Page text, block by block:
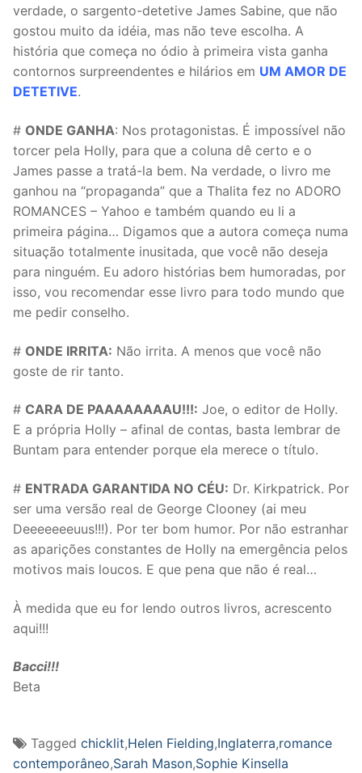
verdade, o sargento-detetive James Sabine, que não
gostou muito da idéia, mas não teve escolha. A
história que começa no ódio à primeira vista ganha
contornos surpreendentes e hilários em UM AMOR DE
DETETIVE.
# ONDE GANHA: Nos protagonistas. É impossível não
torcer pela Holly, para que a coluna dê certo e o
James passe a tratá-la bem. Na verdade, o livro me
ganhou na “propaganda” que a Thalita fez no ADORO
ROMANCES – Yahoo e também quando eu li a
primeira página… Digamos que a autora começa numa
situação totalmente inusitada, que você não deseja
para ninguém. Eu adoro histórias bem humoradas, por
isso, vou recomendar esse livro para todo mundo que
me pedir conselho.
# ONDE IRRITA: Não irrita. A menos que você não
goste de rir tanto.
# CARA DE PAAAAAAAAU!!!: Joe, o editor de Holly.
E a própria Holly – afinal de contas, basta lembrar de
Buntam para entender porque ela merece o título.
# ENTRADA GARANTIDA NO CÉU: Dr. Kirkpatrick. Por
ser uma versão real de George Clooney (ai meu
Deeeeeeeuus!!!). Por ter bom humor. Por não estranhar
as aparições constantes de Holly na emergência pelos
motivos mais loucos. E que pena que não é real…
À medida que eu for lendo outros livros, acrescento
aqui!!!
Bacci!!!
Beta
Tagged chicklit,Helen Fielding,Inglaterra,romance
contemporâneo,Sarah Mason,Sophie Kinsella